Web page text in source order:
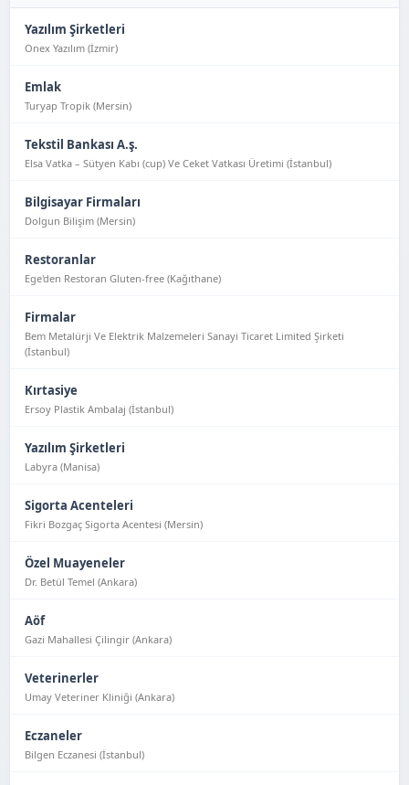
Yazılım Şirketleri
Onex Yazılım (İzmir)
Emlak
Turyap Tropik (Mersin)
Tekstil Bankası A.ş.
Elsa Vatka – Sütyen Kabı (cup) Ve Ceket Vatkası Üretimi (İstanbul)
Bilgisayar Firmaları
Dolgun Bilişim (Mersin)
Restoranlar
Ege'den Restoran Gluten-free (Kağıthane)
Firmalar
Bem Metalürji Ve Elektrik Malzemeleri Sanayi Ticaret Limited Şirketi
(İstanbul)
Kırtasiye
Ersoy Plastik Ambalaj (İstanbul)
Yazılım Şirketleri
Labyra (Manisa)
Sigorta Acenteleri
Fikri Bozgaç Sigorta Acentesi (Mersin)
Özel Muayeneler
Dr. Betül Temel (Ankara)
Aöf
Gazi Mahallesi Çilingir (Ankara)
Veterinerler
Umay Veteriner Kliniği (Ankara)
Eczaneler
Bilgen Eczanesi (İstanbul)